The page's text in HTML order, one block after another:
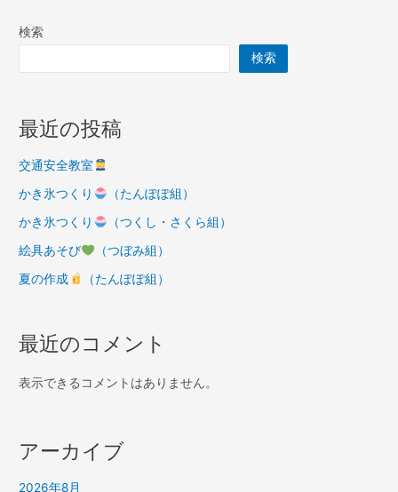
シ
ン
検索
検索
最近の投稿
交通安全教室
かき氷つくり
（たんぽぽ組）
かき氷つくり
（つくし・さくら組）
絵具あそび
（つぼみ組）
夏の作成
（たんぽぽ組）
最近のコメント
表示できるコメントはありません。
アーカイブ
2026年8月